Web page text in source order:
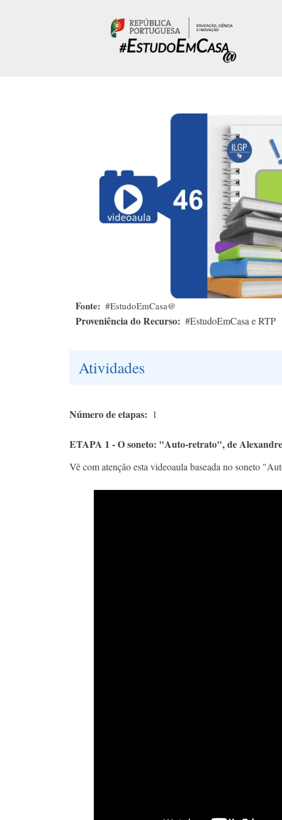
Fonte #EstudoEmCasa@
Proveniência do Recurso #EstudoEmCasa e RTP
Atividades
Número de etapas 1
ETAPA 1 - O soneto: "Auto-retrato", de
Vê com atenção esta videoaula baseada no soneto